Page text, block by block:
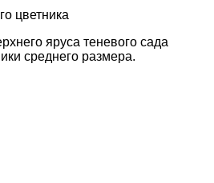
цветника
яруса теневого сада
среднего размера.